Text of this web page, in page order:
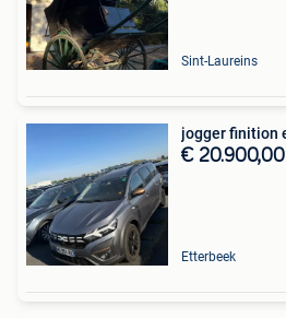
Sint-Laureins
€ 20.900,00
Etterbeek